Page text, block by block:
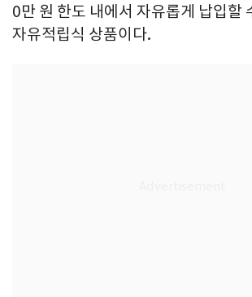
0만 원 한도 내에서 자유롭게 납입할
자유적립식 상품이다.